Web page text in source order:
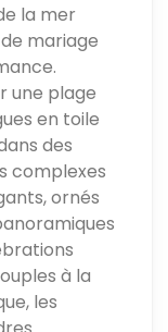
la mer
mariage
une plage
en toile
des
complexes
ornés
à la
les